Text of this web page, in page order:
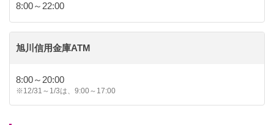
8:00～22:00
旭川信用金庫ATM
8:00～20:00
※12/31～1/3は、9:00～17:00